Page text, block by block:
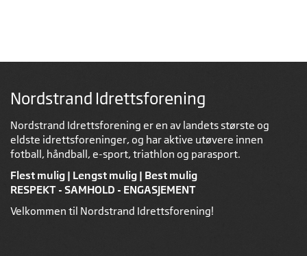
Nordstrand Idrettsforening
Nordstrand Idrettsforening er en av landets største og
eldste idrettsforeninger, og har aktive utøvere innen
fotball, håndball, e-sport, triathlon og parasport.
Flest mulig | Lengst mulig | Best mulig
RESPEKT - SAMHOLD - ENGASJEMENT
Velkommen til Nordstrand Idrettsforening!